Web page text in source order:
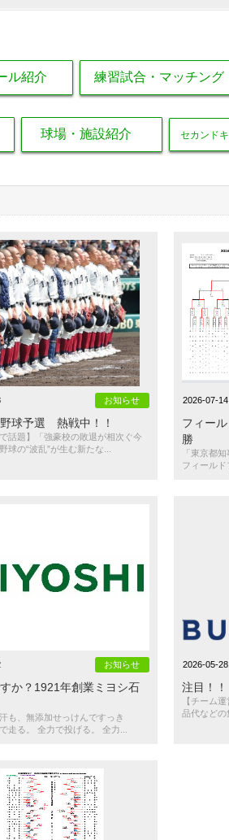
ル紹介 練習試合・マッチング
球場・施設紹介 セカンド
お知らせ
球予選 熱戦中！！
で話題】「強豪校の敗退が相次ぐ今
球の“波乱”が生む新たな...
2026-07-14
フィー
勝
「東京都
フィールド
お知らせ
か？1921年創業ミヨシ石
汗も、無添加せっけんですっき
走る。 全力で投げる。 全力...
2026-05-28
注目！！
【チーム
品代などの